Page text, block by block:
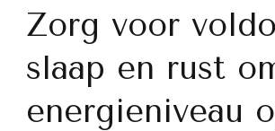
Zorg voor
slaap en rust
energieniveau